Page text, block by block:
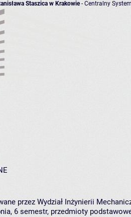
Staszica w Krakowie- Centralny
przez Wydział Inżynierii
6 semestr, przedmioty